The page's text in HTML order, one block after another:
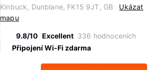
Kinbuck, Dunblane, FK15 9JT, GB
Ukázat
mapu
9.8/10 Excellent 336 hodnoceních
Připojení Wi-Fi zdarma